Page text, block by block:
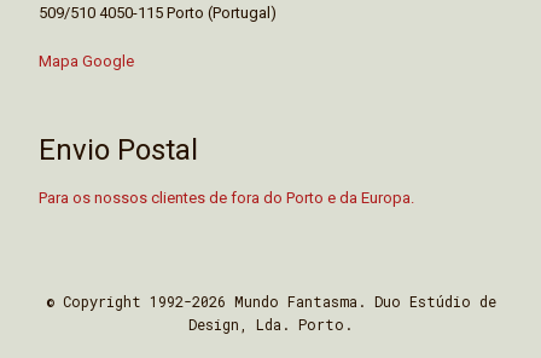
509/510 4050-115 Porto (Portugal)
Mapa Google
Envio Postal
Para os nossos clientes de fora do Porto e da Europa.
© Copyright 1992-2026 Mundo Fantasma. Duo Estúdio de
Design, Lda. Porto.